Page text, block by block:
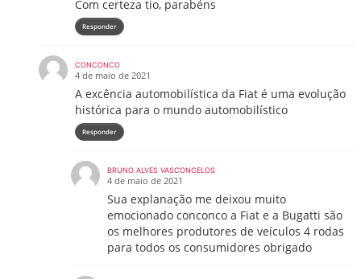
Com certeza tio, parabéns
Responder
CONCONCO
4 de maio de 2021
A excência automobilística da Fiat é uma evolução
histórica para o mundo automobilístico
Responder
BRUNO ALVES VASCONCELOS
4 de maio de 2021
Sua explanação me deixou muito
emocionado conconco a Fiat e a Bugatti são
os melhores produtores de veículos 4 rodas
para todos os consumidores obrigado